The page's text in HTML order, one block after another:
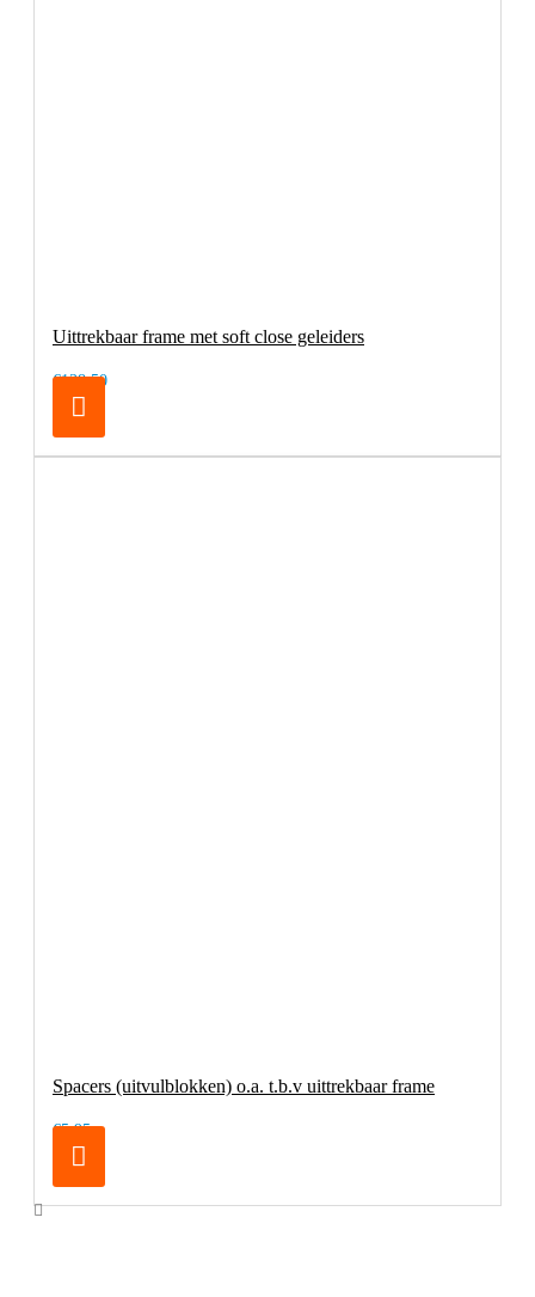
Uittrekbaar frame met soft close geleiders
€138,50
Spacers (uitvulblokken) o.a. t.b.v uittrekbaar frame
€5,95